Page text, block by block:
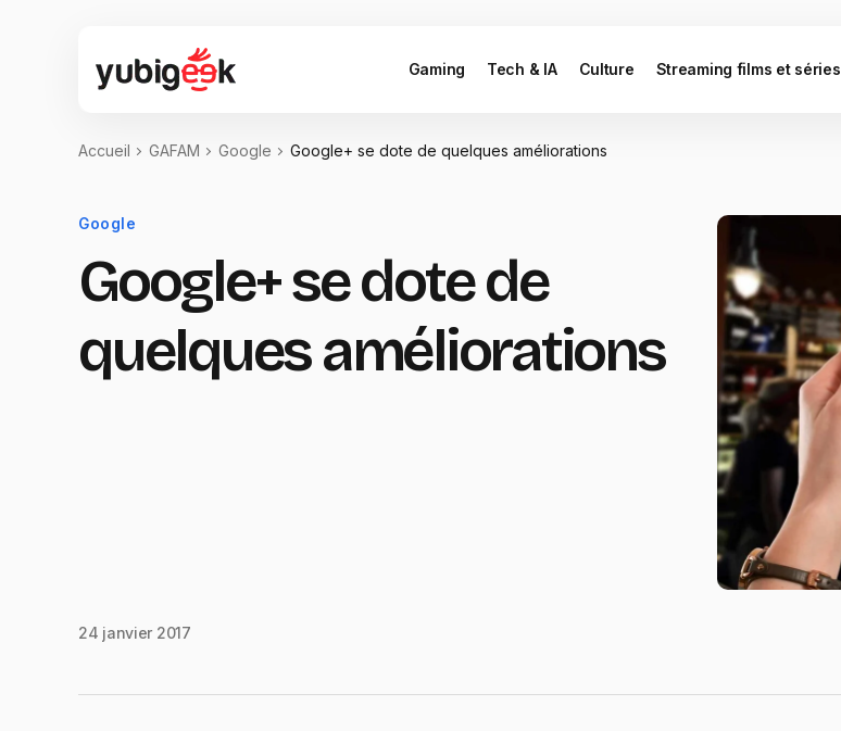
Gaming Tech & IA Culture Streaming films et séries
Accueil GAFAM Google Google+ se dote de quelques améliorations
Google
Google+ se dote de
quelques améliorations
24 janvier 2017